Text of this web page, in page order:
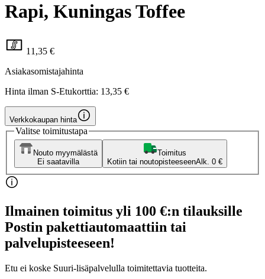
Rapi, Kuningas Toffee
11,35 €
Asiakasomistajahinta
Hinta ilman S-Etukorttia: 13,35 €
Verkkokaupan hinta
Valitse toimitustapa
Nouto myymälästä
Ei saatavilla
Toimitus
Kotiin tai noutopisteeseenAlk. 0 €
Ilmainen toimitus yli 100 €:n tilauksille
Postin pakettiautomaattiin tai
palvelupisteeseen!
Etu ei koske Suuri‑lisäpalvelulla toimitettavia tuotteita.